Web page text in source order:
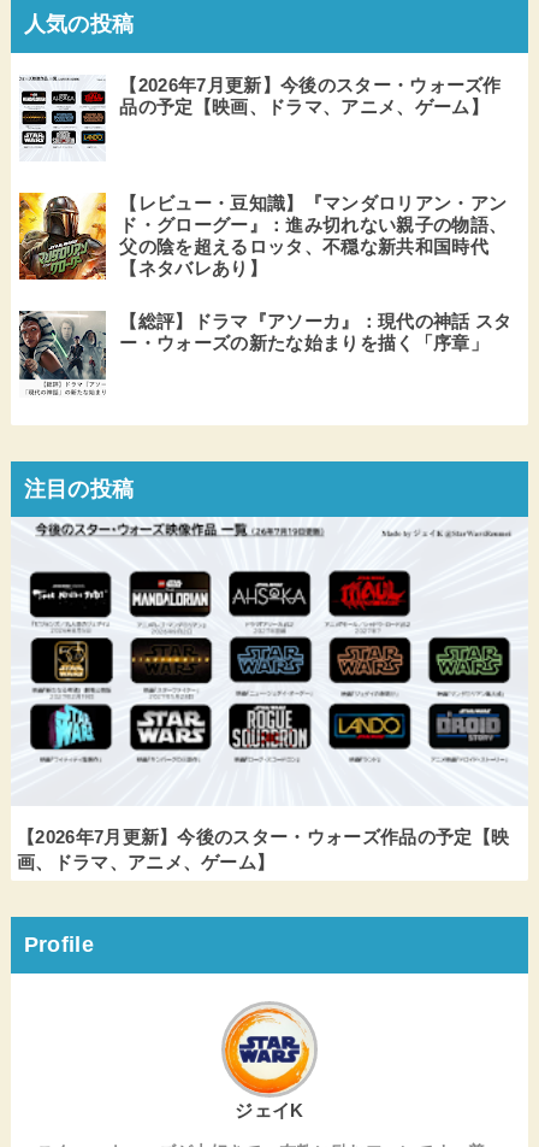
人気の投稿
【2026年7月更新】今後のスター・ウォーズ作
品の予定【映画、ドラマ、アニメ、ゲーム】
【レビュー・豆知識】『マンダロリアン・アン
ド・グローグー』：進み切れない親子の物語、
父の陰を超えるロッタ、不穏な新共和国時代
【ネタバレあり】
【総評】ドラマ『アソーカ』：現代の神話 スタ
ー・ウォーズの新たな始まりを描く「序章」
注目の投稿
【2026年7月更新】今後のスター・ウォーズ作品の予定【映
画、ドラマ、アニメ、ゲーム】
Profile
ジェイK